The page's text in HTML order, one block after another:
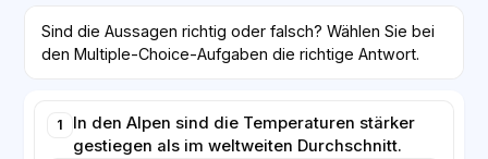
Der Klimawandel bringt aber nicht nur Probleme für
den Tourismus. Auch die Natur verändert sich.
Lebensraum mehr. Außerdem steigt die Gefahr von
Erdrutschen und Steinschlägen, weil der Boden in den
Sind die Aussagen richtig oder falsch? Wählen Sie bei
den Multiple-Choice-Aufgaben die richtige Antwort.
1
In den Alpen sind die Temperaturen stärker
gestiegen als im weltweiten Durchschnitt.